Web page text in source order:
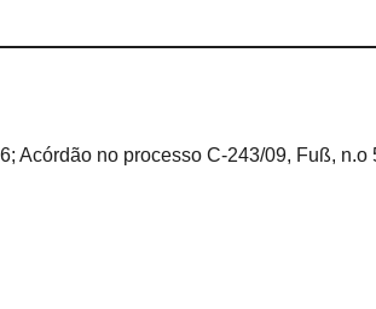
Acórdão no processo C-243/09, Fuß,